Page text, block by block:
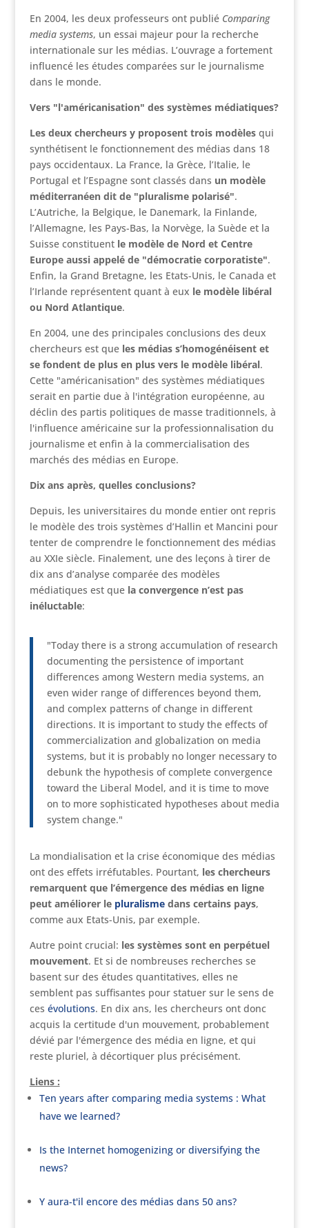
En 2004, les deux professeurs ont publié Comparing
media systems, un essai majeur pour la recherche
internationale sur les médias. L’ouvrage a fortement
influencé les études comparées sur le journalisme
dans le monde.
Vers "l'américanisation" des systèmes médiatiques?
Les deux chercheurs y proposent trois modèlesqui
synthétisent le fonctionnement des médias dans 18
pays occidentaux. La France, la Grèce, l’Italie, le
Portugal et l’Espagne sont classés dans un modèle
méditerranéen dit de "pluralisme polarisé".
L’Autriche, la Belgique, le Danemark, la Finlande,
l’Allemagne, les Pays-Bas, la Norvège, la Suède et la
Suisse constituent le modèle de Nord et Centre
Europe aussi appelé de "démocratie corporatiste".
Enfin, la Grand Bretagne, les Etats-Unis, le Canada et
l’Irlande représentent quant à eux le modèle libéral
ou Nord Atlantique.
En 2004, une des principales conclusions des deux
chercheurs est que les médias s’homogénéisent et
se fondent de plus en plus vers le modèle libéral.
Cette "américanisation" des systèmes médiatiques
serait en partie due à l'intégration européenne, au
déclin des partis politiques de masse traditionnels, à
l'influence américaine sur la professionnalisation du
journalisme et enfin à la commercialisation des
marchés des médias en Europe.
Dix ans après, quelles conclusions?
Depuis, les universitaires du monde entier ont repris
le modèle des trois systèmes d’Hallin et Mancini pour
tenter de comprendre le fonctionnement des médias
au XXIe siècle. Finalement, une des leçons à tirer de
dix ans d’analyse comparée des modèles
médiatiques est que la convergence n’est pas
inéluctable:
"Today there is a strong accumulation of research
documenting the persistence of important
differences among Western media systems, an
even wider range of differences beyond them,
and complex patterns of change in different
directions. It is important to study the effects of
commercialization and globalization on media
systems, but it is probably no longer necessary to
debunk the hypothesis of complete convergence
toward the Liberal Model, and it is time to move
on to more sophisticated hypotheses about media
system change."
La mondialisation et la crise économique des médias
ont des effets irréfutables. Pourtant, les chercheurs
remarquent que l’émergence des médias en ligne
peut améliorer le pluralismedans certains pays,
comme aux Etats-Unis, par exemple.
Autre point crucial: les systèmes sont en perpétuel
mouvement. Et si de nombreuses recherches se
basent sur des études quantitatives, elles ne
semblent pas suffisantes pour statuer sur le sens de
ces évolutions. En dix ans, les chercheurs ont donc
acquis la certitude d'un mouvement, probablement
dévié par l'émergence des média en ligne, et qui
reste pluriel, à décortiquer plus précisément.
Liens :
Ten years after comparing media systems : What
have we learned?
Is the Internet homogenizing or diversifying the
news?
Y aura-t'il encore des médias dans 50 ans?